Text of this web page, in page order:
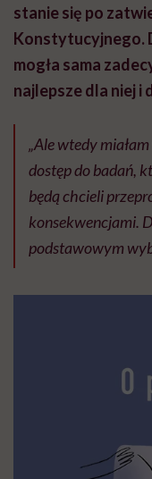
stanie się po
Konstytucyjnego.
mogła sama
najlepsze dla niej i
„Ale wtedy
dostęp do badań,
będą chcieli
konsekwencjami.
podstawowym